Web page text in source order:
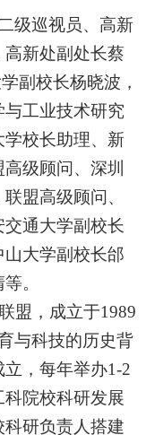
级巡视员、高新
新处副处长蔡
副校长杨晓波，
工业技术研究
学校长助理、新
级顾问、深圳
盟高级顾问、
通大学副校长
大学副校长邰
。
盟，成立于1989
与科技的历史背
，每年举办1-2
院校科研发展
研负责人搭建